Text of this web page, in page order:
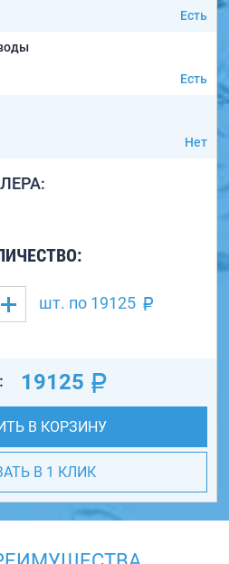
Есть
Есть
Нет
шт. по 19125
19125
В КОРЗИНУ
В 1 КЛИК